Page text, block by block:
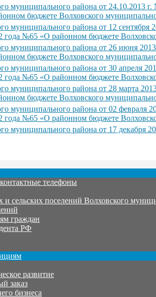
муниципального района от
бюджете Волховского
муниципального района от 12
года №65 «О районном бюджете
муниципального района от 26 июня
бюджете Волховского
муниципального района от 30 апреля
года №65 «О районном бюджете
муниципального района от 28 марта
бюджете Волховского
муниципального района от 02
года №65 «О районном бюджете
муниципального района от 17
телефоны
сельских поселений Волховского
граждан
РФ
развитие
заказ
бизнеса